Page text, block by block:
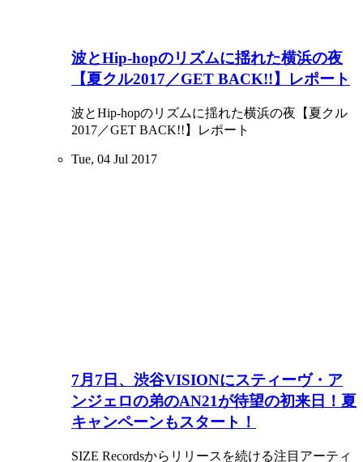
波とHip-hopのリズムに揺れた横浜の夜
【夏クル2017／GET BACK!!】レポート
波とHip-hopのリズムに揺れた横浜の夜【夏クル
2017／GET BACK!!】レポート
Tue, 04 Jul 2017
7月7日、渋谷VISIONにスティーヴ・ア
ンジェロの弟のAN21が待望の初来日！夏
キャンペーンもスタート！
SIZE Recordsからリリースを続ける注目アーティ